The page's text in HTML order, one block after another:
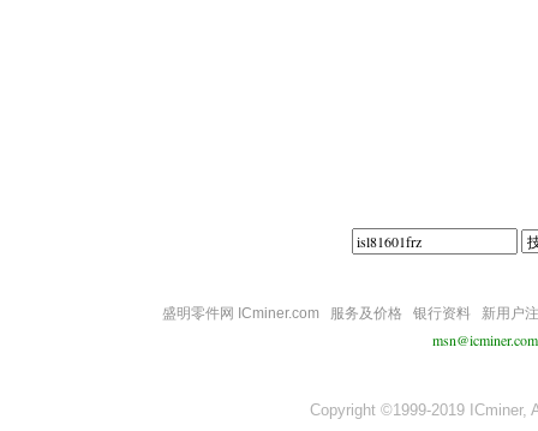
盛明零件网 ICminer.com 服务及价格 银行资料 新用户
msn@icminer.com
Copyright ©1999-2019 ICminer,